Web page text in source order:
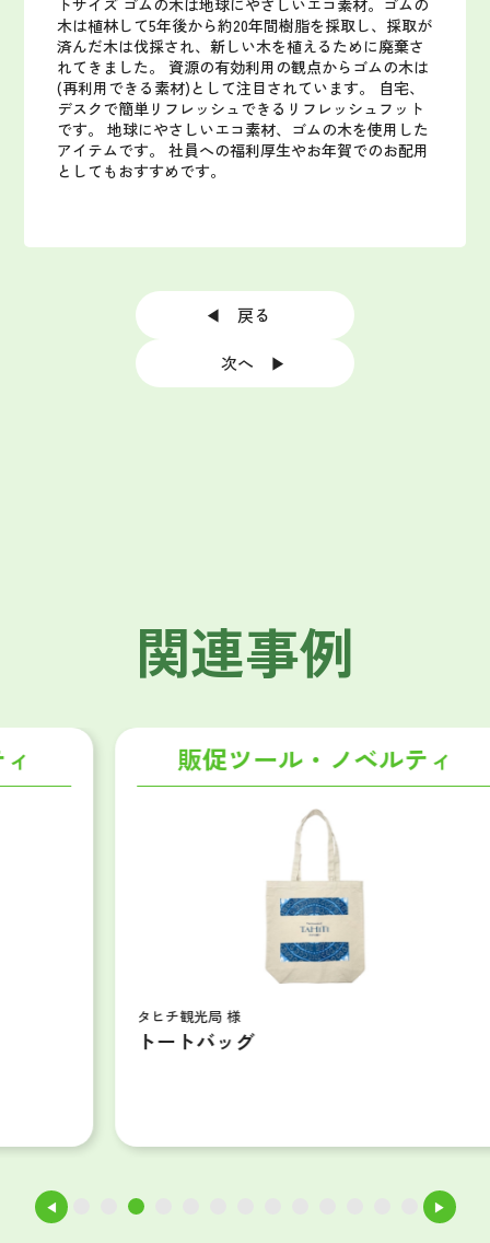
木は植林して5年後から約20年間樹脂を採取し、採取が
済んだ木は伐採され、新しい木を植えるために廃棄さ
れてきました。
資源の有効利用の観点からゴムの木は
(再利用できる素材)として注目されています。
自宅、
デスクで簡単リフレッシュできるリフレッシュフット
です。
地球にやさしいエコ素材、ゴムの木を使用した
アイテムです。
社員への福利厚生やお年賀でのお配用
としてもおすすめです。
◀ 戻る
次へ ▶
関連事例
販促ツール・ノベルティ
タヒチ観光局 様
トートバッグ
◀ ▶
3